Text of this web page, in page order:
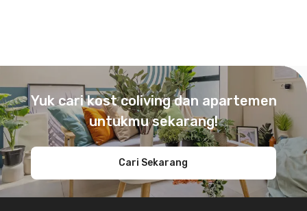
Yuk cari kost coliving dan apartemen
untukmu sekarang!
Cari Sekarang